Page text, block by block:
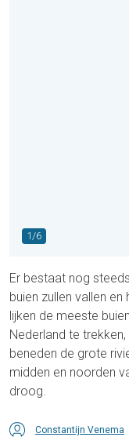
1/6
Er bestaat nog
buien zullen vallen
lijken de meeste
Nederland te
beneden de grote
midden en noorden
droog.
Constantijn Venema